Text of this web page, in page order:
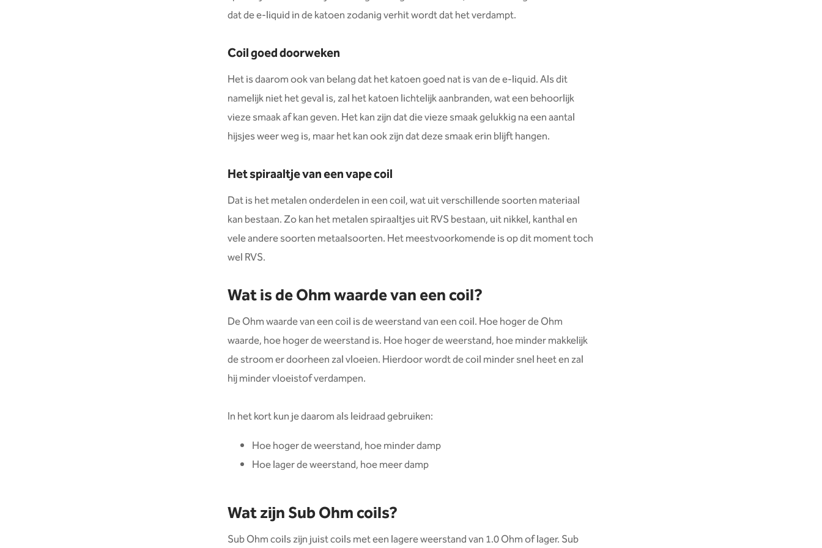
dat de e-liquid in de katoen zodanig verhit wordt dat het verdampt.
Coil goed doorweken
Het is daarom ook van belang dat het katoen goed nat is van de e-liquid. Als dit
namelijk niet het geval is, zal het katoen lichtelijk aanbranden, wat een behoorlijk
vieze smaak af kan geven. Het kan zijn dat die vieze smaak gelukkig na een aantal
hijsjes weer weg is, maar het kan ook zijn dat deze smaak erin blijft hangen.
Het spiraaltje van een vape coil
Dat is het metalen onderdelen in een coil, wat uit verschillende soorten materiaal
kan bestaan. Zo kan het metalen spiraaltjes uit RVS bestaan, uit nikkel, kanthal en
vele andere soorten metaalsoorten. Het meestvoorkomende is op dit moment toch
wel RVS.
Wat is de Ohm waarde van een coil?
De Ohm waarde van een coil is de weerstand van een coil. Hoe hoger de Ohm
waarde, hoe hoger de weerstand is. Hoe hoger de weerstand, hoe minder makkelijk
de stroom er doorheen zal vloeien. Hierdoor wordt de coil minder snel heet en zal
hij minder vloeistof verdampen.
In het kort kun je daarom als leidraad gebruiken:
Hoe hoger de weerstand, hoe minder damp
Hoe lager de weerstand, hoe meer damp
Wat zijn Sub Ohm coils?
Sub Ohm coils zijn juist coils met een lagere weerstand van 1.0 Ohm of lager. Sub